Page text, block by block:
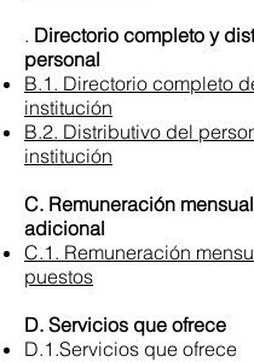
. Directorio completo y
personal
B.1. Directorio completo
institución
B.2. Distributivo del
institución
C. Remuneración
adicional
C.1. Remuneración
puestos
D. Servicios que ofrece
D.1.Servicios que ofrece